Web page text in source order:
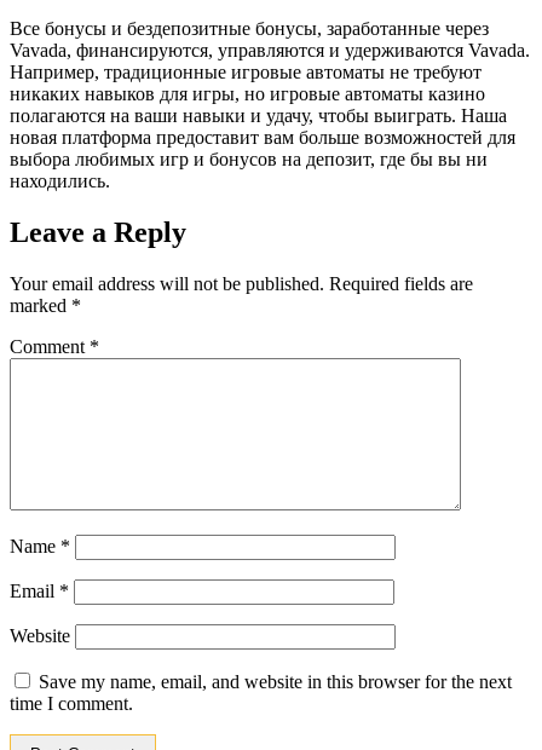
Все бонусы и бездепозитные бонусы, заработанные через
Vavada, финансируются, управляются и удерживаются Vavada.
Например, традиционные игровые автоматы не требуют
никаких навыков для игры, но игровые автоматы казино
полагаются на ваши навыки и удачу, чтобы выиграть. Наша
новая платформа предоставит вам больше возможностей для
выбора любимых игр и бонусов на депозит, где бы вы ни
находились.
Leave a Reply
Your email address will not be published. Required fields are
marked *
Comment *
Name *
Email *
Website
Save my name, email, and website in this browser for the next
time I comment.